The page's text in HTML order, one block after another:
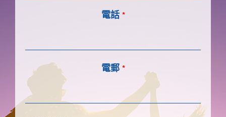
電話 *
電郵 *